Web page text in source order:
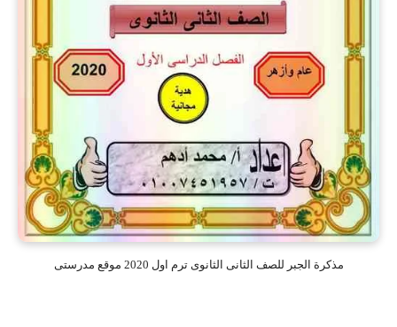
مذكرة الجبر للصف الثانى الثانوى ترم اول 2020 موقع مدرستى